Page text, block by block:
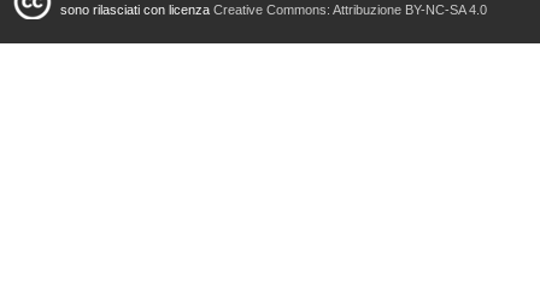
sono rilasciati con licenza Creative Commons: Attribuzione BY-NC-SA 4.0